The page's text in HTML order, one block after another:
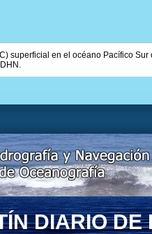
superficial en el océano Pacífico
DIARIO DE